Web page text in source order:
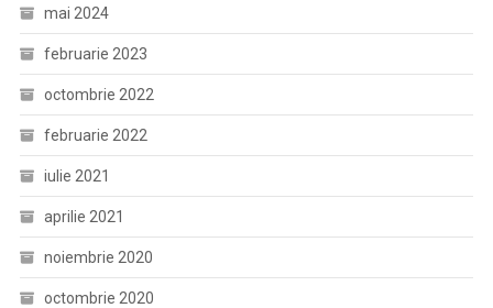
mai 2024
februarie 2023
octombrie 2022
februarie 2022
iulie 2021
aprilie 2021
noiembrie 2020
octombrie 2020